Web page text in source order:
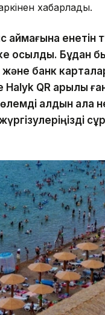
хабарлады.
аймағына енетін
қосылды. Бұдан
және банк
QR арқылы
алдын ала